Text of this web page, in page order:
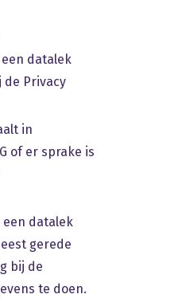
datalek
Privacy
in
of er sprake is
een datalek
gerede
bij de
te doen.